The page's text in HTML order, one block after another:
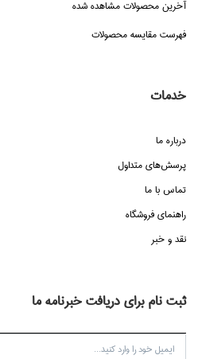
آخرین محصولات مشاهده شده
فهرست مقایسه محصولات
خدمات
درباره ما
پرسش‌هاي متداول
تماس با ما
راهنماي فروشگاه
نقد و خبر
ثبت نام برای دریافت خبرنامه ما